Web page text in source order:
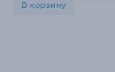
В корзину